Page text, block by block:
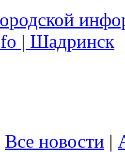
Все новости |